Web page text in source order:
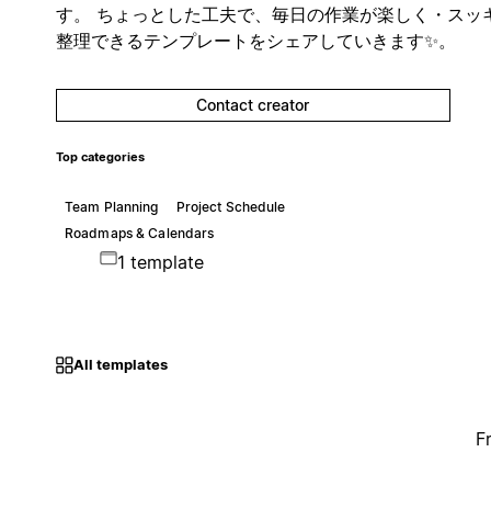
す。 ちょっとした工夫で、毎日の作業が楽しく・スッ
整理できるテンプレートをシェアしていきます✨。
Contact creator
Top categories
Team Planning
Project Schedule
Roadmaps & Calendars
1 template
All templates